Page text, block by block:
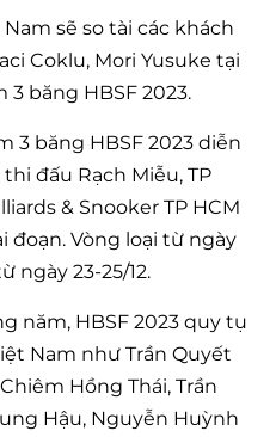
sẽ so tài các khách
Coklu, Mori Yusuke tại
băng HBSF 2023.
3 băng HBSF 2023 diễn
thi đấu Rạch Miễu, TP
& Snooker TP HCM
đoạn. Vòng loại từ ngày
ngày 23-25/12.
năm, HBSF 2023 quy tụ
Nam như Trần Quyết
Hồng Thái, Trần
Hậu, Nguyễn Huỳnh